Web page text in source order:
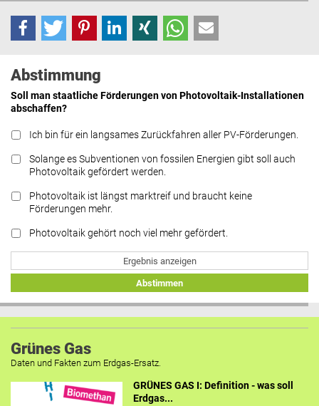
Abstimmung
Soll man staatliche Förderungen von Photovoltaik-Installationen
abschaffen?
Ich bin für ein langsames Zurückfahren aller PV-Förderungen.
Solange es Subventionen von fossilen Energien gibt soll auch
Photovoltaik gefördert werden.
Photovoltaik ist längst marktreif und braucht keine
Förderungen mehr.
Photovoltaik gehört noch viel mehr gefördert.
Ergebnis anzeigen
Abstimmen
Grünes Gas
Daten und Fakten zum Erdgas-Ersatz.
GRÜNES GAS I: Definition - was soll
Erdgas...